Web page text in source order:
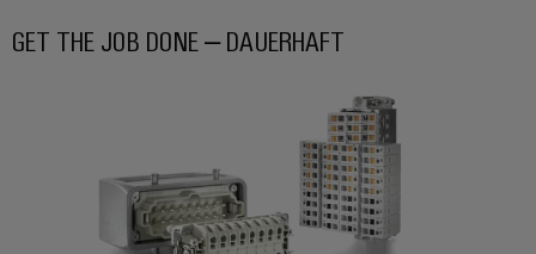
GET THE JOB DONE – DAUERHAFT